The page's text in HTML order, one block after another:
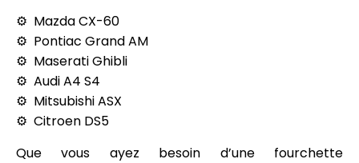
Mazda CX-60
Pontiac Grand AM
Maserati Ghibli
Audi A4 S4
Mitsubishi ASX
Citroen DS5
Que vous ayez besoin d’une fourchette